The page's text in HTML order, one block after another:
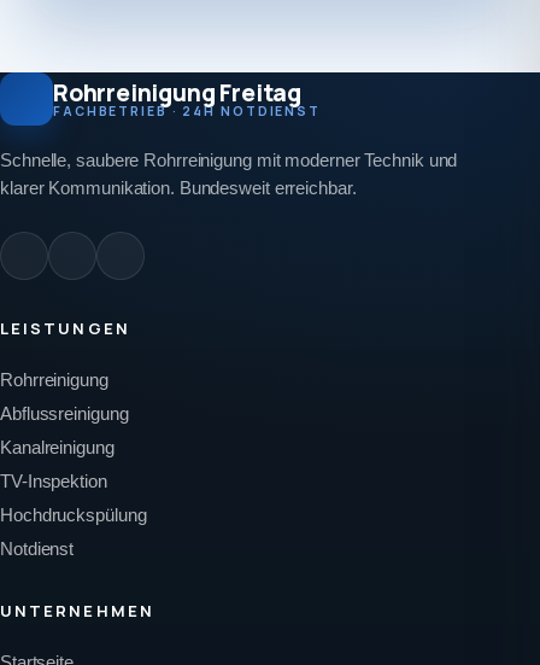
Rohrreinigung Freitag
FACHBETRIEB · 24H NOTDIENST
Schnelle, saubere Rohrreinigung mit moderner Technik und
klarer Kommunikation. Bundesweit erreichbar.
LEISTUNGEN
Rohrreinigung
Abflussreinigung
Kanalreinigung
TV-Inspektion
Hochdruckspülung
Notdienst
UNTERNEHMEN